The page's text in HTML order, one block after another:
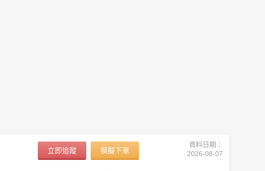
立即追蹤 模擬下單
資料日期：
2026-08-07